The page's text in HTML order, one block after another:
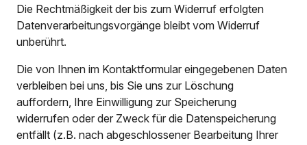
Die Rechtmäßigkeit der bis zum Widerruf erfolgten
Datenverarbeitungsvorgänge bleibt vom Widerruf
unberührt.
Die von Ihnen im Kontaktformular eingegebenen Daten
verbleiben bei uns, bis Sie uns zur Löschung
auffordern, Ihre Einwilligung zur Speicherung
widerrufen oder der Zweck für die Datenspeicherung
entfällt (z.B. nach abgeschlossener Bearbeitung Ihrer